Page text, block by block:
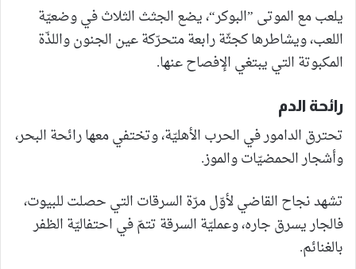
يلعب مع الموتى ”البوكر“، يضع الجثث الثلاث في وضعيّة
اللعب، ويشاطرها كجثّة رابعة متحرّكة عين الجنون واللذّة
المكبوتة التي يبتغي الإفصاح عنها.
رائحة الدم
تحترق الدامور في الحرب الأهليّة، وتختفي معها رائحة البحر،
وأشجار الحمضيّات والموز.
تشهد نجاح القاضي لأوّل مرّة السرقات التي حصلت للبيوت،
فالجار يسرق جاره، وعمليّة السرقة تتمّ في احتفاليّة الظفر
بالغنائم.